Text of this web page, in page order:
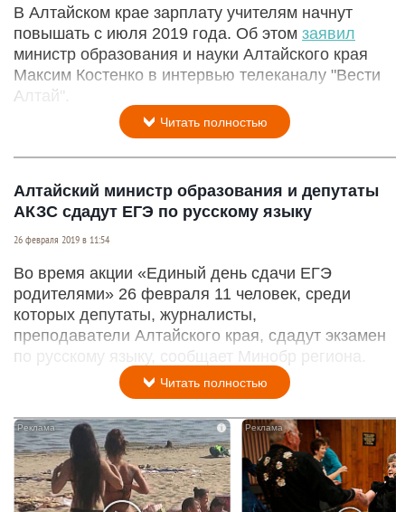
В Алтайском крае зарплату учителям начнут
повышать с июля 2019 года. Об этом заявил
министр образования и науки Алтайского края
Максим Костенко в интервью телеканалу "Вести
Алтай".
Читать полностью
Алтайский министр образования и депутаты
АКЗС сдадут ЕГЭ по русскому языку
26 февраля 2019 в 11:54
Во время акции «Единый день сдачи ЕГЭ
родителями» 26 февраля 11 человек, среди
которых депутаты, журналисты,
преподаватели Алтайского края, сдадут экзамен
по русскому языку, сообщает Минобр региона.
Читать полностью
i